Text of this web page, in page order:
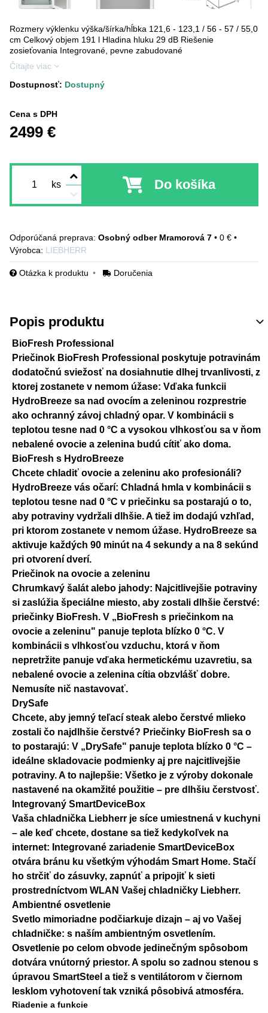
Rozmery výklenku výška/šírka/hĺbka 121,6 - 123,1 / 56 - 57 / 55,0
cm Celkový objem 191 l Hladina hluku 29 dB Riešenie
zosieťovania Integrované, pevne zabudované
Čítajte viac
Dostupnosť: Dostupný
Cena s DPH
2499 €
ks Do košíka
Osobný odber Mramorová 7 • 0 € •
Výrobca: LIEBHERR
Otázka k produktu Doručenia
Popis produktu
BioFresh Professional
Priečinok BioFresh Professional poskytuje potravinám
dodatočnú sviežosť na dosiahnutie dlhej trvanlivosti, z
ktorej zostanete v nemom úžase: Vďaka funkcii
HydroBreeze sa nad ovocím a zeleninou rozprestrie
ako ochranný závoj chladný opar. V kombinácii s
teplotou tesne nad 0 °C a vysokou vlhkosťou sa v ňom
nebalené ovocie a zelenina budú cítiť ako doma.
BioFresh s HydroBreeze
Chcete chladiť ovocie a zeleninu ako profesionáli?
HydroBreeze vás očarí: Chladná hmla v kombinácii s
teplotou tesne nad 0 °C v priečinku sa postarajú o to,
aby potraviny vydržali dlhšie. A tiež im dodajú vzhľad,
pri ktorom zostanete v nemom úžase. HydroBreeze sa
aktivuje každých 90 minút na 4 sekundy a na 8 sekúnd
pri otvorení dverí.
Priečinok na ovocie a zeleninu
Chrumkavý šalát alebo jahody: Najcitlivejšie potraviny
si zaslúžia špeciálne miesto, aby zostali dlhšie čerstvé:
priečinky BioFresh. V „BioFresh s priečinkom na
ovocie a zeleninu" panuje teplota blízko 0 °C. V
kombinácii s vlhkosťou vzduchu, ktorá v ňom
nepretržite panuje vďaka hermetickému uzavretiu, sa
nebalené ovocie a zelenina cítia obzvlášť dobre.
Nemusíte nič nastavovať.
DrySafe
Chcete, aby jemný teľací steak alebo čerstvé mlieko
zostali čo najdlhšie čerstvé? Priečinky BioFresh sa o
to postarajú: V „DrySafe" panuje teplota blízko 0 °C –
ideálne skladovacie podmienky aj pre najcitlivejšie
potraviny. A to najlepšie: Všetko je z výroby dokonale
nastavené na okamžité použitie – pre dlhšiu čerstvosť.
Integrovaný SmartDeviceBox
Vaša chladnička Liebherr je síce umiestnená v kuchyni
– ale keď chcete, dostane sa tiež kedykoľvek na
internet: Integrované zariadenie SmartDeviceBox
otvára bránu ku všetkým výhodám Smart Home. Stačí
ho strčiť do zásuvky, zapnúť a pripojiť k sieti
prostredníctvom WLAN Vašej chladničky Liebherr.
Ambientné osvetlenie
Svetlo mimoriadne podčiarkuje dizajn – aj vo Vašej
chladničke: s naším ambientným osvetlením.
Osvetlenie po celom obvode jedinečným spôsobom
dotvára vnútorný priestor. A spolu so zadnou stenou s
úpravou SmartSteel a tiež s ventilátorom v čiernom
lesklom vyhotovení tak vzniká pôsobivá atmosféra.
Riadenie a funkcie